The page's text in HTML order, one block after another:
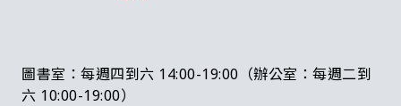
圖書室：每週四到六 14:00-19:00（辦公室：每週二到
六 10:00-19:00）